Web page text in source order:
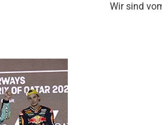
Wir sind